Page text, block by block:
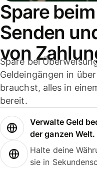
Spare
Senden
von
Spare bei
Geldeingängen in
brauchst, alles in
bereit.
Verwalte Geld
der ganzen Welt.
Halte deine
sie in